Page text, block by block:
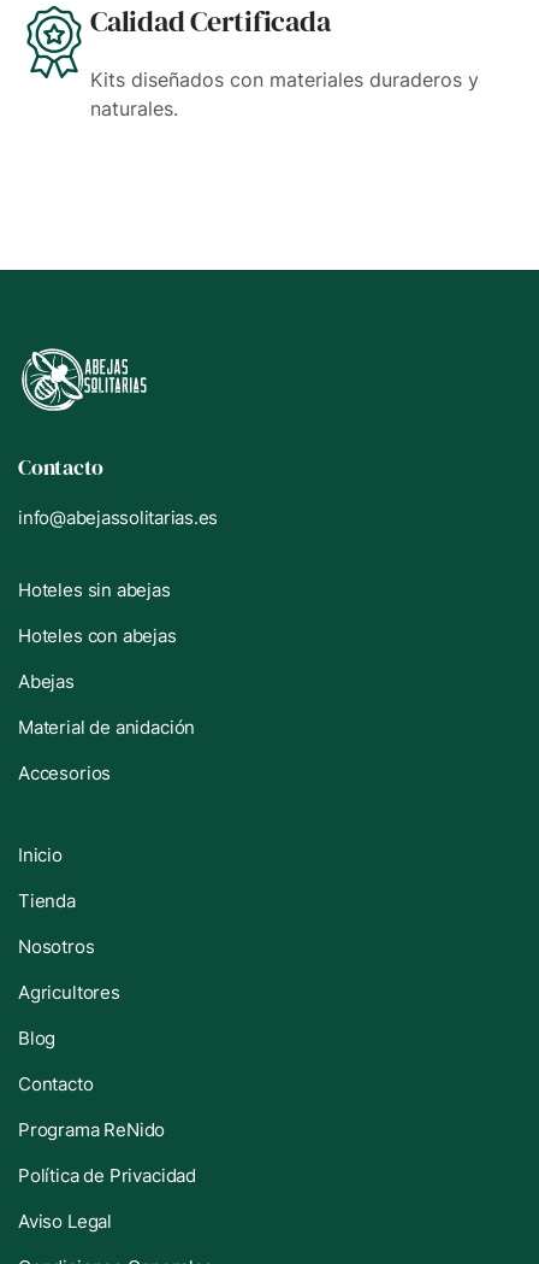
Calidad Certificada
Kits diseñados con materiales duraderos y
naturales.
Contacto
info@abejassolitarias.es
Hoteles sin abejas
Hoteles con abejas
Abejas
Material de anidación
Accesorios
Inicio
Tienda
Nosotros
Agricultores
Blog
Contacto
Programa ReNido
Política de Privacidad
Aviso Legal